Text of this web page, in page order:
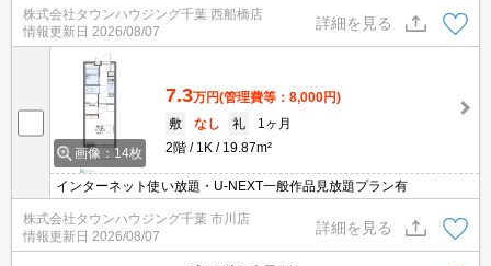
株式会社タウンハウジング千葉 西船橋店
情報更新日 2026/08/07
詳細を見る
画像：14枚
7.3万円(管理費等：8,000円)
敷
なし 礼
1ヶ月
2階
1K 19.87m²
インターネット使い放題・U-NEXT一般作品見放題プラン有
株式会社タウンハウジング千葉 市川店
情報更新日 2026/08/07
詳細を見る